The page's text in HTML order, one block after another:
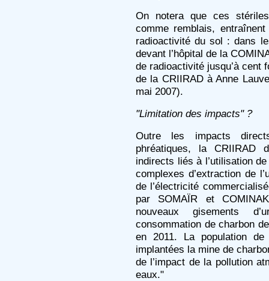
On notera que ces
comme remblais,
radioactivité du sol : dans
devant l’hôpital de la
de radioactivité jusqu’à cent
de la CRIIRAD à Anne
mai 2007).
"Limitation des impacts" ?
Outre les impacts
phréatiques, la CRIIRAD
indirects liés à l’utilisation
complexes d’extraction de
de l’électricité
par SOMAÏR et
nouveaux gisements
consommation de charbon
en 2011. La population de
implantées la mine de
de l’impact de la pollution
eaux."